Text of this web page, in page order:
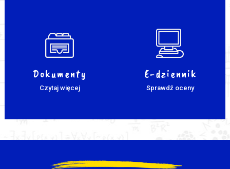
Dokumenty
Czytaj więcej
E-dziennik
Sprawdź oceny